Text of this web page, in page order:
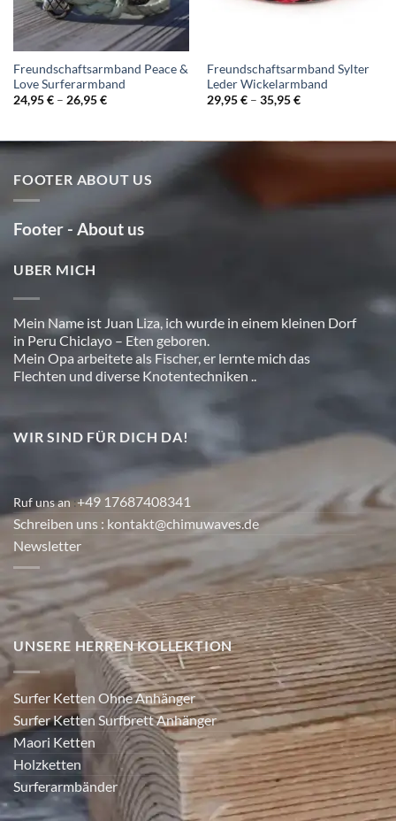
Freundschaftsarmband Peace &
Love Surferarmband
24,95€– 26,95€
Freundschaftsarmband Sylter
Leder Wickelarmband
29,95€– 35,95€
FOOTER ABOUT US
Footer - About us
UBER MICH
Mein Name ist Juan Liza, ich wurde in einem kleinen Dorf
in Peru Chiclayo – Eten geboren.
Mein Opa arbeitete als Fischer, er lernte mich das
Flechten und diverse Knotentechniken ..
WIR SIND FÜR DICH DA!
Ruf uns an:+49 17687408341
Schreiben uns : kontakt@chimuwaves.de
Newsletter
UNSERE HERREN KOLLEKTION
Surfer Ketten Ohne Anhänger
Surfer Ketten Surfbrett Anhänger
Maori Ketten
Holzketten
Surferarmbänder